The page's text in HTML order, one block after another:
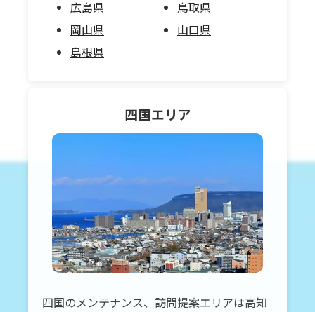
広島県
岡山県
島根県
鳥取県
山口県
四国エリア
四国のメンテナンス、訪問提案エリアは高知